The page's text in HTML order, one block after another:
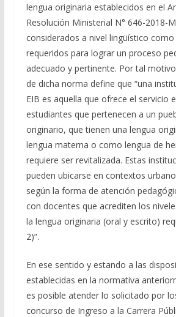
lengua originaria establecidos en el
Resolución Ministerial N° 646-2018-
considerados a nivel lingüístico
requeridos para lograr un proceso
adecuado y pertinente. Por tal
de dicha norma define que “una
EIB es aquella que ofrece el servicio
estudiantes que pertenecen a un
originario, que tienen una lengua
lengua materna o como lengua de
requiere ser revitalizada. Estas
pueden ubicarse en contextos
según la forma de atención
con docentes que acrediten los
la lengua originaria (oral y escrito)
2)”.
En ese sentido y estando a las
establecidas en la normativa
es posible atender lo solicitado por
concurso de Ingreso a la Carrera